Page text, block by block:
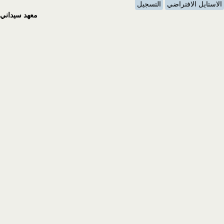
الاستايل الافتراضي
التسجيل
معهد سيداني